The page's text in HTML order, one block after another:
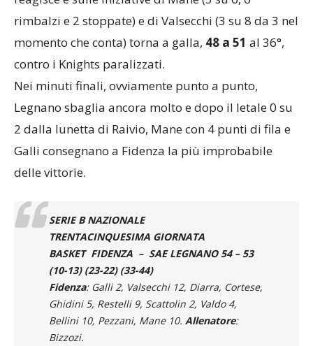
rimbalzi e 2 stoppate) e di Valsecchi (3 su 8 da 3 nel
momento che conta) torna a galla, 48 a 51 al 36°,
contro i Knights paralizzati.
Nei minuti finali, ovviamente punto a punto,
Legnano sbaglia ancora molto e dopo il letale 0 su
2 dalla lunetta di Raivio, Mane con 4 punti di fila e
Galli consegnano a Fidenza la più improbabile
delle vittorie.
SERIE B NAZIONALE
TRENTACINQUESIMA GIORNATA
BASKET FIDENZA – SAE LEGNANO 54 – 53
(10-13) (23-22) (33-44)
Fidenza: Galli 2, Valsecchi 12, Diarra, Cortese,
Ghidini 5, Restelli 9, Scattolin 2, Valdo 4,
Bellini 10, Pezzani, Mane 10. Allenatore:
Bizzozi.